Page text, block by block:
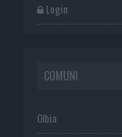
Login
COMUNI
Olbia